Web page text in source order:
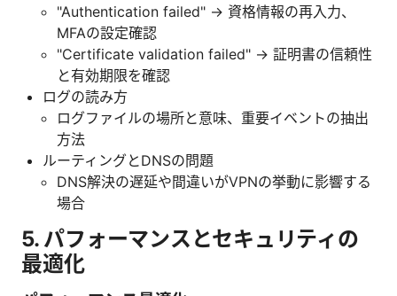
"Authentication failed" → 資格情報の再入力、
MFAの設定確認
"Certificate validation failed" → 証明書の信頼性
と有効期限を確認
ログの読み方
ログファイルの場所と意味、重要イベントの抽出
方法
ルーティングとDNSの問題
DNS解決の遅延や間違いがVPNの挙動に影響する
場合
5. パフォーマンスとセキュリティの
最適化